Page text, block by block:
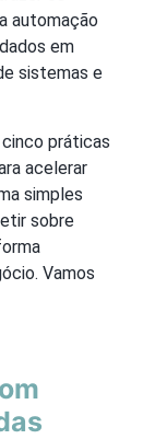
automação
em
sistemas e
práticas
acelerar
simples
sobre
Vamos